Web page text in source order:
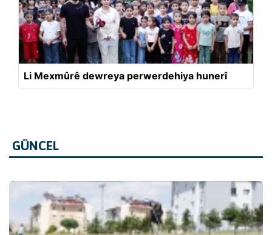
Li Mexmûrê dewreya perwerdehiya hunerî
GÜNCEL